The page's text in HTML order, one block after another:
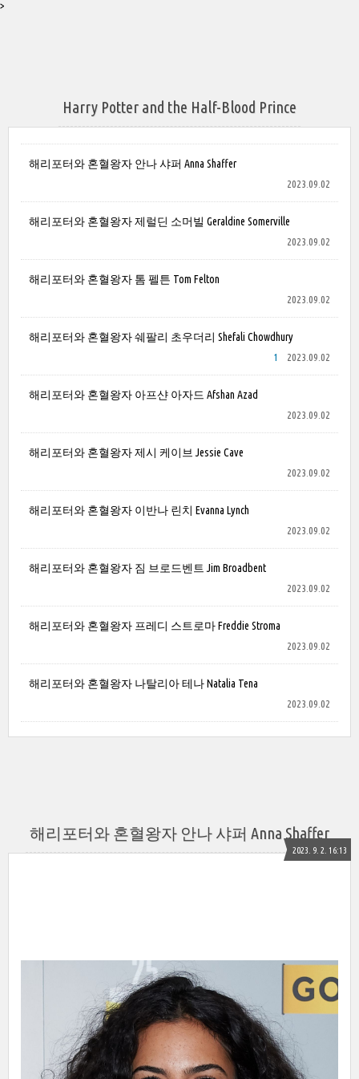
>
Harry Potter and the Half-Blood Prince
해리포터와 혼혈왕자 안나 샤퍼 Anna Shaffer
2023.09.02
해리포터와 혼혈왕자 제럴딘 소머빌 Geraldine Somerville
2023.09.02
해리포터와 혼혈왕자 톰 펠튼 Tom Felton
2023.09.02
해리포터와 혼혈왕자 쉐팔리 초우더리 Shefali Chowdhury
2023.09.02
1
해리포터와 혼혈왕자 아프샨 아자드 Afshan Azad
2023.09.02
해리포터와 혼혈왕자 제시 케이브 Jessie Cave
2023.09.02
해리포터와 혼혈왕자 이반나 린치 Evanna Lynch
2023.09.02
해리포터와 혼혈왕자 짐 브로드벤트 Jim Broadbent
2023.09.02
해리포터와 혼혈왕자 프레디 스트로마 Freddie Stroma
2023.09.02
해리포터와 혼혈왕자 나탈리아 테나 Natalia Tena
2023.09.02
해리포터와 혼혈왕자 안나 샤퍼 Anna Shaffer
2023. 9. 2. 16:13